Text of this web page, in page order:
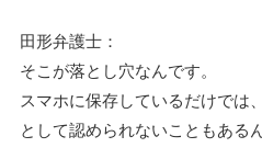
田形弁護士：
そこが落とし穴なんです。
スマホに保存しているだけでは
として認められないこともある